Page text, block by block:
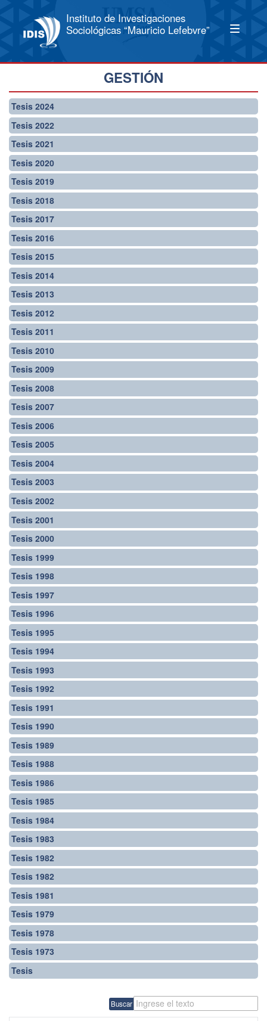
Instituto de Investigaciones
Sociológicas “Mauricio Lefebvre”
GESTIÓN
Tesis 2024
Tesis 2022
Tesis 2021
Tesis 2020
Tesis 2019
Tesis 2018
Tesis 2017
Tesis 2016
Tesis 2015
Tesis 2014
Tesis 2013
Tesis 2012
Tesis 2011
Tesis 2010
Tesis 2009
Tesis 2008
Tesis 2007
Tesis 2006
Tesis 2005
Tesis 2004
Tesis 2003
Tesis 2002
Tesis 2001
Tesis 2000
Tesis 1999
Tesis 1998
Tesis 1997
Tesis 1996
Tesis 1995
Tesis 1994
Tesis 1993
Tesis 1992
Tesis 1991
Tesis 1990
Tesis 1989
Tesis 1988
Tesis 1986
Tesis 1985
Tesis 1984
Tesis 1983
Tesis 1982
Tesis 1982
Tesis 1981
Tesis 1979
Tesis 1978
Tesis 1973
Tesis
Buscar